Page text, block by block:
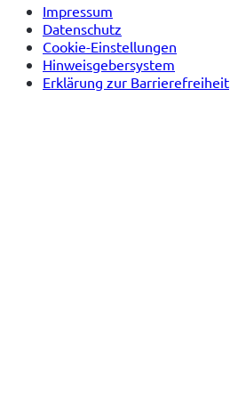
Impressum
Datenschutz
Cookie-Einstellungen
Hinweisgebersystem
Erklärung zur Barrierefreiheit